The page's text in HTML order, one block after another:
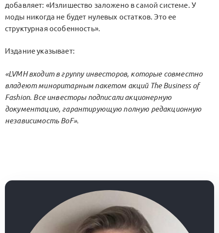
добавляет: «Излишество заложено в самой системе. У
моды никогда не будет нулевых остатков. Это ее
структурная особенность».
Издание указывает:
«LVMH входит в группу инвесторов, которые совместно
владеют миноритарным пакетом акций The Business of
Fashion. Все инвесторы подписали акционерную
документацию, гарантирующую полную редакционную
независимость BoF».